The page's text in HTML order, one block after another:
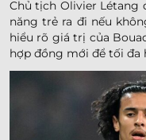
Chủ tịch Olivier Létang
năng trẻ ra đi nếu
hiểu rõ giá trị của
hợp đồng mới để tối đa